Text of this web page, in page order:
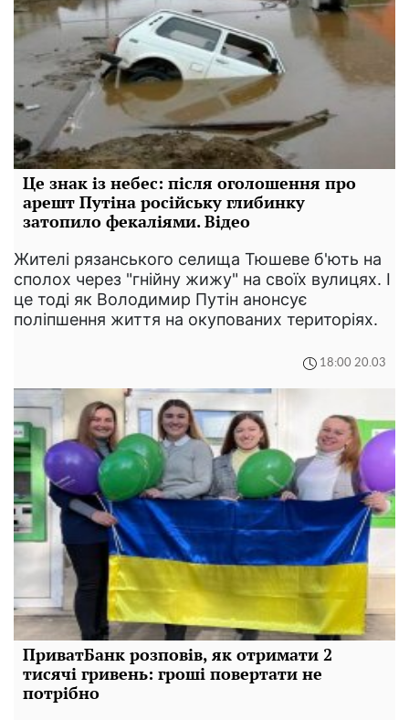
Це знак із небес: після оголошення про
арешт Путіна російську глибинку
затопило фекаліями. Відео
Жителі рязанського селища Тюшеве б'ють на
сполох через "гнійну жижу" на своїх вулицях. І
це тоді як Володимир Путін анонсує
поліпшення життя на окупованих територіях.
18:00 20.03
ПриватБанк розповів, як отримати 2
тисячі гривень: гроші повертати не
потрібно